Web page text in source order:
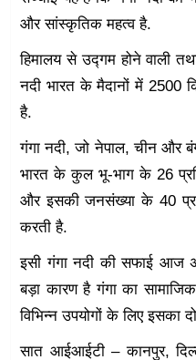
और सांस्कृतिक महत्व है.
हिमालय से उद्गम होने वाली
नदी भारत के मैदानों में 2500
है.
गंगा नदी, जो नेपाल, चीन और
भारत के कुल भू-भाग के 26
और इसकी जनसंख्या के 40
करती है.
इसी गंगा नदी की सफाई आज
बड़ा कारण है गंगा का
विभिन्न उपयोगों के लिए इसका
सात आईआईटी – कानपुर,